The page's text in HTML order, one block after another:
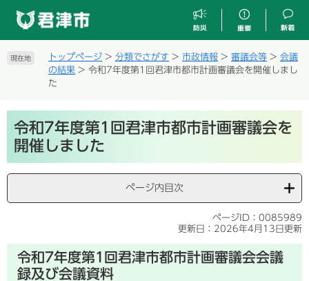
す
し
現在地 トップページ > 分類でさがす > 市政情報 > 審議会等 > 会議
の結果 > 令和7年度第1回君津市都市計画審議会を開催しまし
た
文令和7年度第1回君津市都市計画審議会を
開催しました
ページ内目次
ページID：0085989
更新日：2026年4月13日更新
令和7年度第1回君津市都市計画審議会会議
録及び会議資料